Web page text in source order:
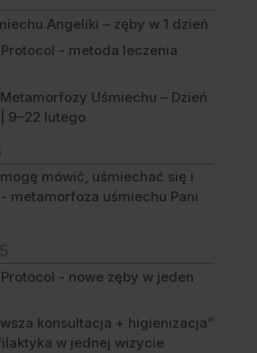
Angeliki – zęby w 1 dzień
- metoda leczenia
Uśmiechu – Dzień
9–22 lutego
mogę mówić, uśmiechać się i
- metamorfoza uśmiechu Pani
- nowe zęby w jeden
konsultacja + higienizacja”
w jednej wizycie